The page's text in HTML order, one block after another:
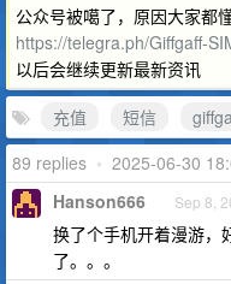
公众号被噶了，原因大家都
https://telegra.ph/Giffgaff-
以后会继续更新最新资讯
充值
短信
89 replies • 2025-06-30
Hanson666 Sep 8,
换了个手机开着漫游，
了。。。